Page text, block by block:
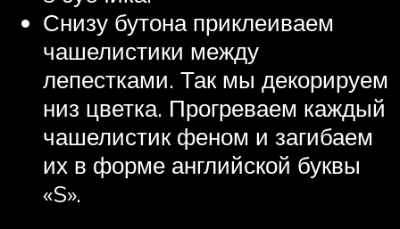
Снизу бутона приклеиваем
чашелистики между
лепестками. Так мы декорируем
низ цветка. Прогреваем каждый
чашелистик феном и загибаем
их в форме английской буквы
«S».